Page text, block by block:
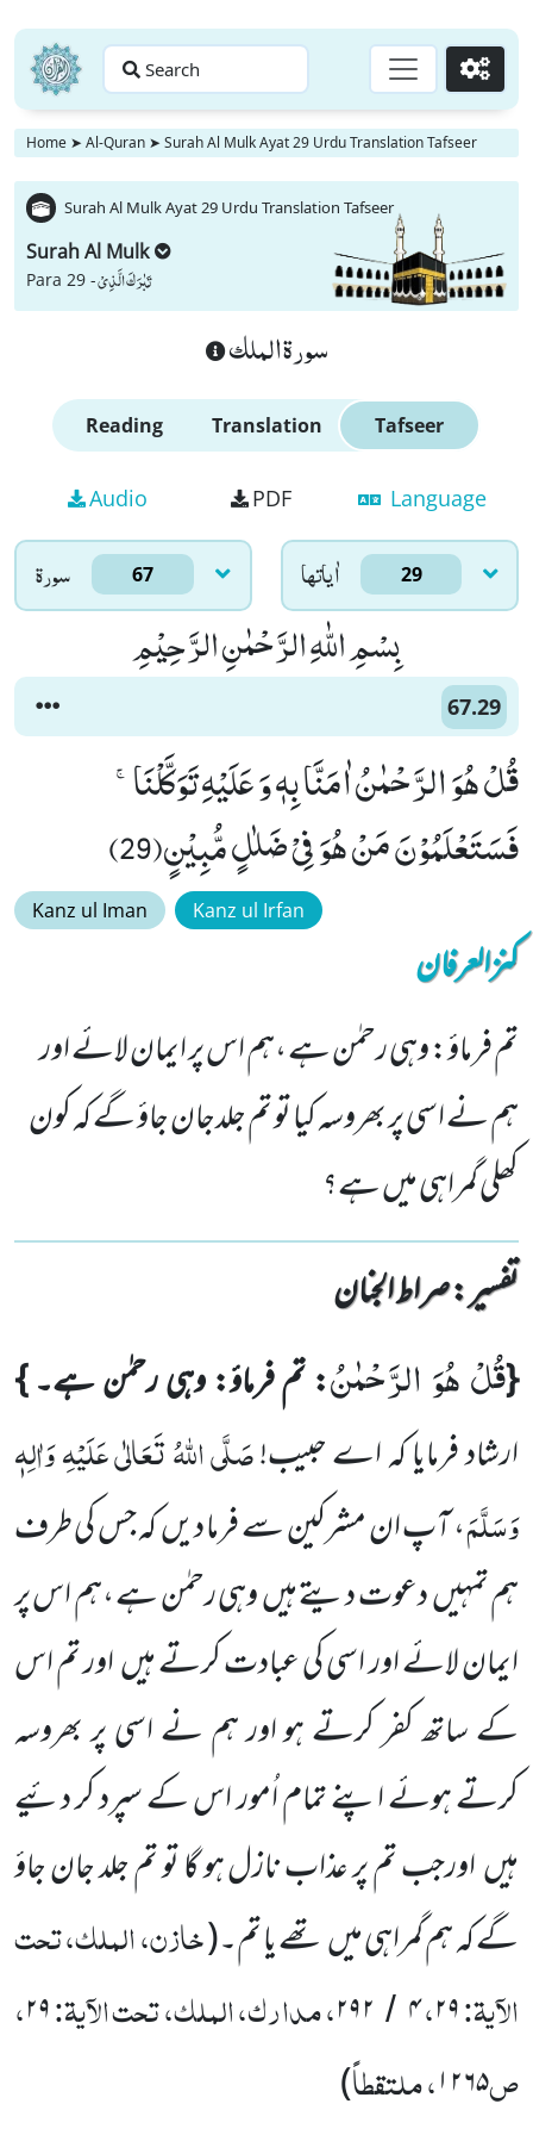
Search Go
Home ➤ Al-Quran ➤ Surah Al Mulk Ayat 29 Urdu Translation Tafseer
Surah Al Mulk Ayat 29 Urdu Translation Tafseer
Surah Al Mulk
Para 29 -تَبٰرَكَ الَّذِیْ
سورة الملك
Reading Translation Tafseer
Audio PDF Language
سورۃ 67 اٰياتها 29
بِسْمِ اللّٰهِ الرَّحْمٰنِ الرَّحِیْمِ
67.29
قُلْ هُوَ الرَّحْمٰنُ اٰمَنَّا بِهٖ وَ عَلَیْهِ تَوَكَّلْنَاۚ-
فَسَتَعْلَمُوْنَ مَنْ هُوَ فِیْ ضَلٰلٍ مُّبِیْنٍ(29)
Kanz ul Iman Kanz ul Irfan
کنزالعرفان
تم فرماؤ: وہی رحمٰن ہے ،ہم اس پر ایمان لائے اور
ہم نے اسی پر بھروسہ کیا تو تم جلدجان جاؤ گے کہ کون
کھلی گمراہی میں ہے؟
تفسیر : ‎صراط الجنان
{قُلْ هُوَ الرَّحْمٰنُ: تم فرماؤ: وہی رحمٰن ہے۔}
ارشاد فرمایا کہ اے حبیب!صَلَّی اللّٰہُ تَعَالٰی عَلَیْہِ وَاٰلِہٖ
وَسَلَّمَ، آپ انمشرکینسے فرما دیںکہ جس کی طرف
ہم تمہیںدعوت دیتے ہیںوہی رحمٰن ہے ،ہم اس پر
ایمان لائے اور اسی کی عبادت کرتے ہیںاور تم اس
کے ساتھ کفر کرتے ہو اور ہم نے اسی پر بھروسہ
کرتے ہوئے اپنے تمام اُمور اس کے سپرد کر دئیے
ہیںاورجب تم پر عذاب نازل ہو گا تو تم جلد جان جاؤ
گے کہ ہم گمراہی میںتھے یا تم۔(خازن، الملک، تحت
الآیۃ:۲۹،۴ / ۲۹۲، مدارک، الملک، تحت الآیۃ:۲۹،
ص۱۲۶۵، ملتقطاً)